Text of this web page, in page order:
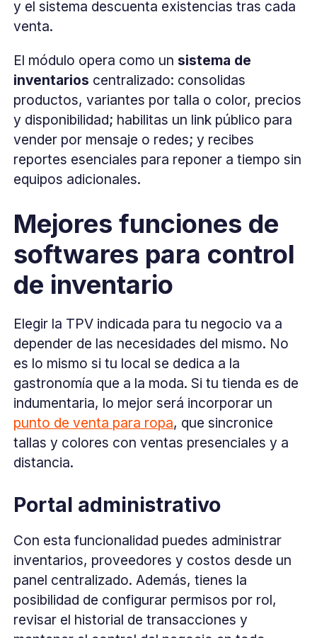
y el sistema descuenta existencias tras cada
venta.
El módulo opera como un sistema de
inventarios centralizado: consolidas
productos, variantes por talla o color, precios
y disponibilidad; habilitas un link público para
vender por mensaje o redes; y recibes
reportes esenciales para reponer a tiempo sin
equipos adicionales.
Mejores funciones de
softwares para control
de inventario
Elegir la TPV indicada para tu negocio va a
depender de las necesidades del mismo. No
es lo mismo si tu local se dedica a la
gastronomía que a la moda. Si tu tienda es de
indumentaria, lo mejor será incorporar un
punto de venta para ropa, que sincronice
tallas y colores con ventas presenciales y a
distancia.
Portal administrativo
Con esta funcionalidad puedes administrar
inventarios, proveedores y costos desde un
panel centralizado. Además, tienes la
posibilidad de configurar permisos por rol,
revisar el historial de transacciones y